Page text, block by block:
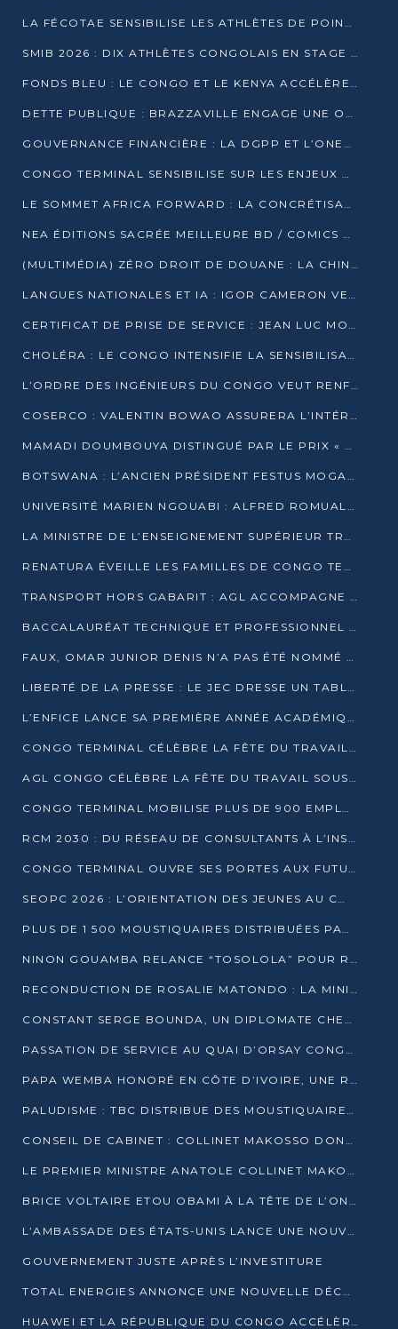
LA FÉCOTAE SENSIBILISE LES ATHLÈTES DE POINTE-NOIRE À L’HYGIÈNE ALIMENTA
SMIB 2026 : DIX ATHLÈTES CONGOLAIS EN STAGE AU KENYA
FONDS BLEU : LE CONGO ET LE KENYA ACCÉLÈRENT LA MOBILISATION DES FINANCEMENTS
DETTE PUBLIQUE : BRAZZAVILLE ENGAGE UNE OPÉRATION DE RACHAT DE 575 MILLIONS DE DOLLARS
GOUVERNANCE FINANCIÈRE : LA DGPP ET L’ONEC-C VERS UN PARTENARIAT POUR ASSAINIR LES ENTREPRISES PUBLIQUES
CONGO TERMINAL SENSIBILISE SUR LES ENJEUX DE LA SANTÉ MENTALE EN
LE SOMMET AFRICA FORWARD : LA CONCRÉTISATION DE PARTENARIATS ÉQUILIBRÉS ET TOURNÉS VERS L’AVENIR ENTRE LE CONTINENT AFRICAIN ET LA FRANCE
NEA ÉDITIONS SACRÉE MEILLEURE BD / COMICS D’AFRIQUE AU KENYA
(MULTIMÉDIA) ZÉRO DROIT DE DOUANE : LA CHINE ET L’AFRIQUE VERS UNE PROXIMITÉ SANS PRÉCÉDENT (PAPIER GÉNÉRAL)
LANGUES NATIONALES ET IA : IGOR CAMERON VEUT ARRIMER LA STRATÉGIE IA À LA LOI SUR LA RECHERCHE
CERTIFICAT DE PRISE DE SERVICE : JEAN LUC MOUTHOU DÉMENT UNE « FAKE NEWS »
CHOLÉRA : LE CONGO INTENSIFIE LA SENSIBILISATION AU MARCHÉ DE TALANGAÏ
L’ORDRE DES INGÉNIEURS DU CONGO VEUT RENFORCER L’ÉTHIQUE ET LA CRÉDIBILITÉ DE LA PROFESSION
COSERCO : VALENTIN BOWAO ASSURERA L’INTÉRIM À LA TÊTE DU BUREAU EXÉCUTIF NATIONAL
MAMADI DOUMBOUYA DISTINGUÉ PAR LE PRIX « SUPER GRAND BÂTISSEUR BABACAR N’DIAYE »
BOTSWANA : L’ANCIEN PRÉSIDENT FESTUS MOGAE EST MORT À 86 ANS
UNIVERSITÉ MARIEN NGOUABI : ALFRED ROMUALD NGUYA POATY SOUTIENT UNE THÈSE SUR LE PARADOXE DE LA CROISSANCE EN ZONE CEMAC
LA MINISTRE DE L’ENSEIGNEMENT SUPÉRIEUR TRACE SA FEUILLE DE ROUTE
RENATURA ÉVEILLE LES FAMILLES DE CONGO TERMINAL À LA PROTECTION DE L’ENVIRONNEMENT
TRANSPORT HORS GABARIT : AGL ACCOMPAGNE LE DÉVELOPPEMENT DU SECTEUR BRASSICOLE AU CONGO
BACCALAURÉAT TECHNIQUE ET PROFESSIONNEL : 16 352 CANDIDATS LANCÉS DANS LES ÉPREUVES D’EPS
FAUX, OMAR JUNIOR DENIS N’A PAS ÉTÉ NOMMÉ AIDE DE CAMP ADJOINT DE DENIS SASSOU NGUESSO
LIBERTÉ DE LA PRESSE : LE JEC DRESSE UN TABLEAU PRÉOCCUPANT AU CONGO
L’ENFICE LANCE SA PREMIÈRE ANNÉE ACADÉMIQUE AVEC 100 FUTURS ENSEIGNANTS
CONGO TERMINAL CÉLÈBRE LA FÊTE DU TRAVAIL AVEC SES COLLABORATEURS À POINTE-NOIRE
AGL CONGO CÉLÈBRE LA FÊTE DU TRAVAIL SOUS LE SIGNE DE LA COHÉSION
CONGO TERMINAL MOBILISE PLUS DE 900 EMPLOYÉS AUTOUR DE LA SÉCURITÉ AU TRAVAIL
RCM 2030 : DU RÉSEAU DE CONSULTANTS À L’INSTRUMENT DE PUISSANCE EN AFRIQUE FRANCOPHONE
CONGO TERMINAL OUVRE SES PORTES AUX FUTURS INGÉNIEURS AU FORUM DES MÉTIERS D’UCAC-ICAM
SEOPC 2026 : L’ORIENTATION DES JEUNES AU CŒUR DE LA DEUXIÈME ÉDITION
PLUS DE 1 500 MOUSTIQUAIRES DISTRIBUÉES PAR AGL ET CONGO TERMINAL DANS LA LUTTE CONTRE LE PALUDISME
NINON GOUAMBA RELANCE “TOSOLOLA” POUR RENFORCER LE DIALOGUE AVEC LES CITOYENS
RECONDUCTION DE ROSALIE MATONDO : LA MINISTRE PROMET D’ACCÉLÉRER LE TRAITEMENT DES DOSSIERS ET DE RELEVER DE NOUVEAUX DÉFIS
CONSTANT SERGE BOUNDA, UN DIPLOMATE CHEVRONNÉ AUX COMMANDES DES AFFAIRES ÉTRANGÈRES
PASSATION DE SERVICE AU QUAI D’ORSAY CONGOLAIS : GAKOSSO PASSE LE FLAMBEAU À BOUNDA
PAPA WEMBA HONORÉ EN CÔTE D’IVOIRE, UNE RUE PORTE DÉSORMAIS SON NOM
PALUDISME : TBC DISTRIBUE DES MOUSTIQUAIRES DANS DEUX CSI DE BRAZZAVILLE
CONSEIL DE CABINET : COLLINET MAKOSSO DONNE SES DERNIÈRES ORIENTATIONS
LE PREMIER MINISTRE ANATOLE COLLINET MAKOSSO DÉMISSIONNE AVEC SON GOUVERNEMENT
BRICE VOLTAIRE ETOU OBAMI À LA TÊTE DE L’ONEC-C POUR TROIS ANS
L’AMBASSADE DES ÉTATS-UNIS LANCE UNE NOUVELLE COHORTE DU PROGRAMME ACCESS MICRO-SCHOLARSHIP
GOUVERNEMENT JUSTE APRÈS L’INVESTITURE
TOTAL ENERGIES ANNONCE UNE NOUVELLE DÉCOUVERTE D’HYDROCARBURES SUR LE PERMIS MOHO AU LARGE DU CONGO
HUAWEI ET LA RÉPUBLIQUE DU CONGO ACCÉLÈRENT LEUR PARTENARIAT